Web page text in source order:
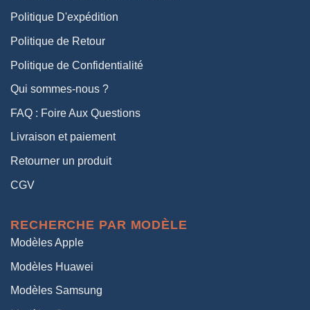
Politique D'expédition
Politique de Retour
Politique de Confidentialité
Qui sommes-nous ?
FAQ : Foire Aux Questions
Livraison et paiement
Retourner un produit
CGV
RECHERCHE PAR MODÈLE
Modèles Apple
Modèles Huawei
Modèles Samsung